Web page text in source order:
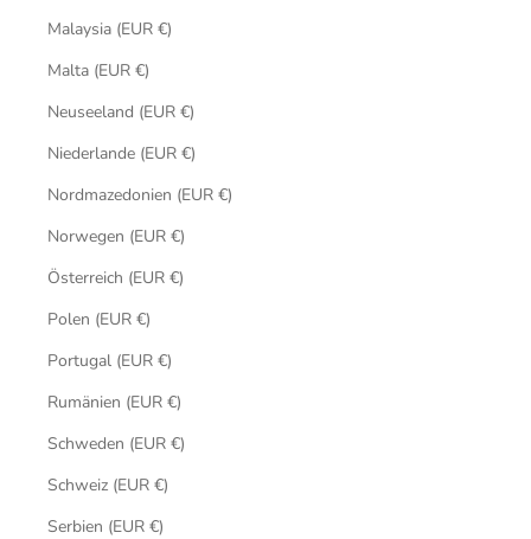
Malaysia (EUR €)
Malta (EUR €)
Neuseeland (EUR €)
Niederlande (EUR €)
Nordmazedonien (EUR €)
Norwegen (EUR €)
Österreich (EUR €)
Polen (EUR €)
Portugal (EUR €)
Rumänien (EUR €)
Schweden (EUR €)
Schweiz (EUR €)
Serbien (EUR €)